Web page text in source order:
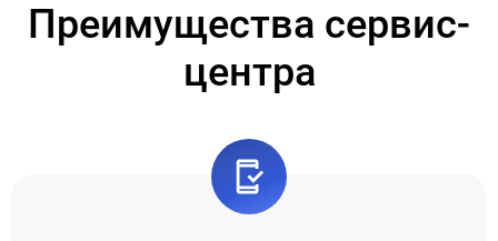
Преимущества сервис-
центра